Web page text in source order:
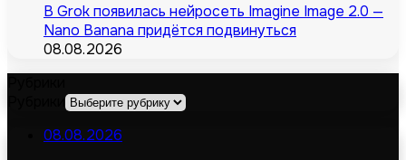
В Grok появилась нейросеть Imagine Image 2.0 —
Nano Banana придётся подвинуться
08.08.2026
08.08.2026